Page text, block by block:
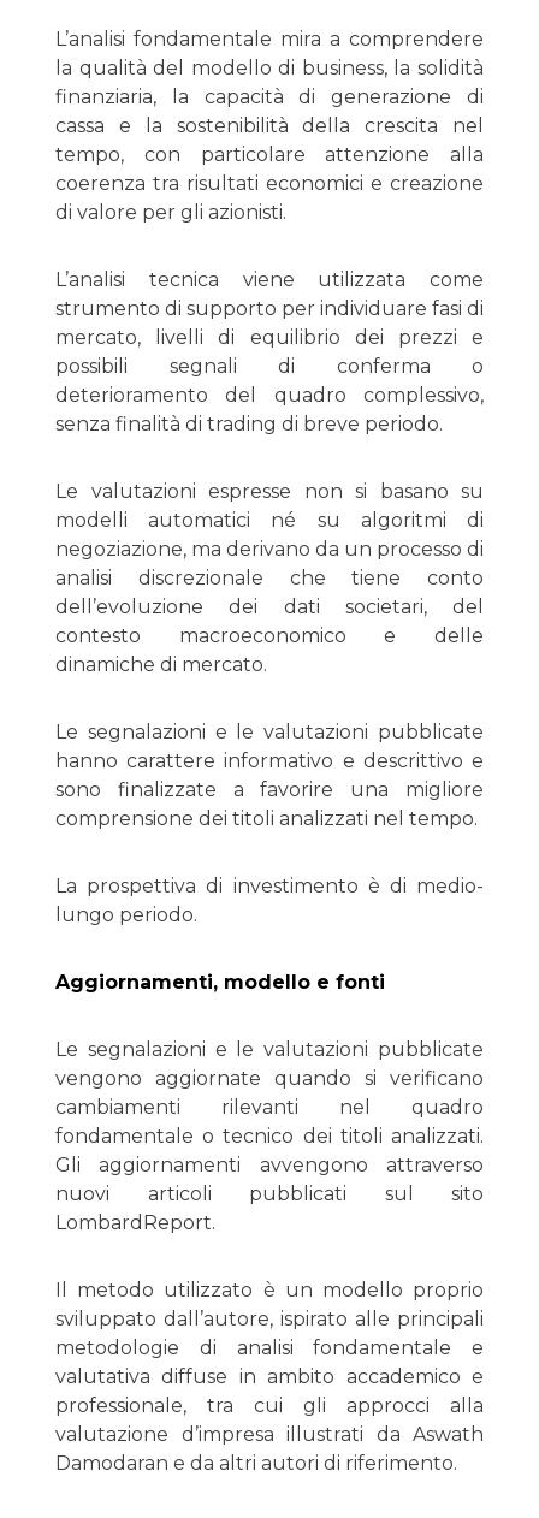
L’analisi fondamentale mira a comprendere
la qualità del modello di business, la solidità
finanziaria, la capacità di generazione di
cassa e la sostenibilità della crescita nel
tempo, con particolare attenzione alla
coerenza tra risultati economici e creazione
di valore per gli azionisti.
L’analisi tecnica viene utilizzata come
strumento di supporto per individuare fasi di
mercato, livelli di equilibrio dei prezzi e
possibili segnali di conferma o
deterioramento del quadro complessivo,
senza finalità di trading di breve periodo.
Le valutazioni espresse non si basano su
modelli automatici né su algoritmi di
negoziazione, ma derivano da un processo di
analisi discrezionale che tiene conto
dell’evoluzione dei dati societari, del
contesto macroeconomico e delle
dinamiche di mercato.
Le segnalazioni e le valutazioni pubblicate
hanno carattere informativo e descrittivo e
sono finalizzate a favorire una migliore
comprensione dei titoli analizzati nel tempo.
La prospettiva di investimento è di medio-
lungo periodo.
Aggiornamenti, modello e fonti
Le segnalazioni e le valutazioni pubblicate
vengono aggiornate quando si verificano
cambiamenti rilevanti nel quadro
fondamentale o tecnico dei titoli analizzati.
Gli aggiornamenti avvengono attraverso
nuovi articoli pubblicati sul sito
LombardReport.
Il metodo utilizzato è un modello proprio
sviluppato dall’autore, ispirato alle principali
metodologie di analisi fondamentale e
valutativa diffuse in ambito accademico e
professionale, tra cui gli approcci alla
valutazione d’impresa illustrati da Aswath
Damodaran e da altri autori di riferimento.